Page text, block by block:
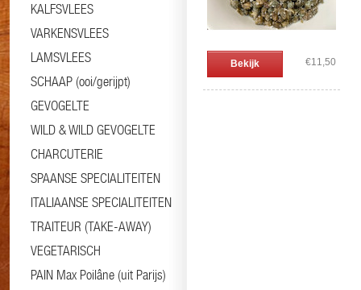
KALFSVLEES
VARKENSVLEES
LAMSVLEES
SCHAAP (ooi/gerijpt)
GEVOGELTE
WILD & WILD GEVOGELTE
CHARCUTERIE
SPAANSE SPECIALITEITEN
ITALIAANSE SPECIALITEITEN
TRAITEUR (TAKE-AWAY)
VEGETARISCH
PAIN Max Poilâne (uit Parijs)
Bekijk €11,50